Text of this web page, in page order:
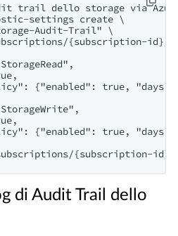
trail dello storage via
settings create \
Audit-Trail" \
{subscription-id}/
{"enabled": true, "days":
{"enabled": true, "days":
di Audit Trail dello